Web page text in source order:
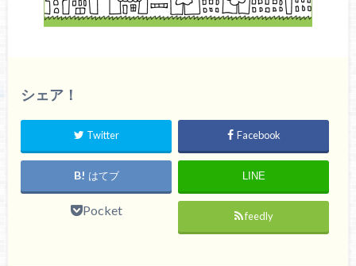
シェア！
Twitter Facebook
はてブ LINE
Pocket feedly